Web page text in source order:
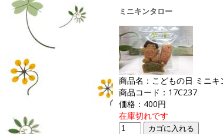
ミニキンタロー
商品名：こどもの日 ミニキ
商品コード：17C237
価格：400円
在庫切れです